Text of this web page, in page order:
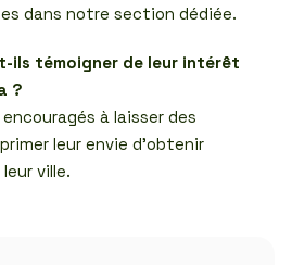
dans notre section dédiée.
ils témoigner de leur intérêt
?
à laisser des
leur envie d’obtenir
ville.